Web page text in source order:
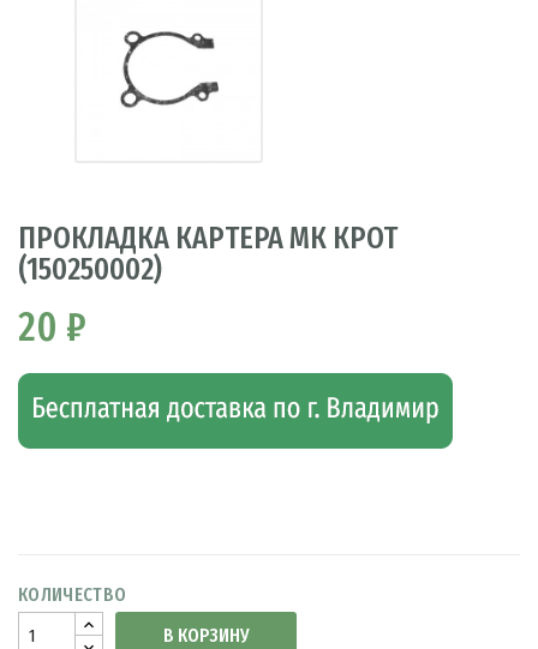
ПРОКЛАДКА КАРТЕРА МК КРОТ
(150250002)
20 ₽
КОЛИЧЕСТВО
В КОРЗИНУ